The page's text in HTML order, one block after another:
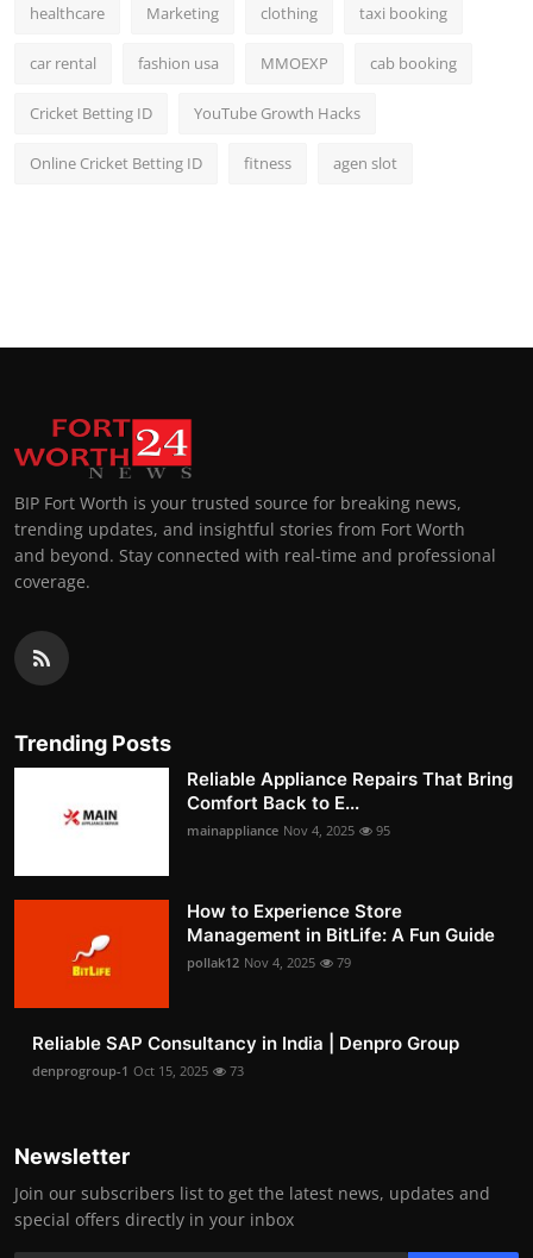
healthcare Marketing clothing taxi booking
car rental fashion usa MMOEXP cab booking
Cricket Betting ID YouTube Growth Hacks
Online Cricket Betting ID fitness agen slot
BIP Fort Worth is your trusted source for breaking news,
trending updates, and insightful stories from Fort Worth
and beyond. Stay connected with real-time and professional
coverage.
Trending Posts
Reliable Appliance Repairs That Bring
Comfort Back to E...
mainappliance Nov 4, 2025 95
How to Experience Store
Management in BitLife: A Fun Guide
pollak12 Nov 4, 2025 79
Reliable SAP Consultancy in India | Denpro Group
denprogroup-1 Oct 15, 2025 73
Newsletter
Join our subscribers list to get the latest news, updates and
special offers directly in your inbox